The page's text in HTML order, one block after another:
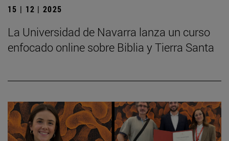
15 | 12 | 2025
La Universidad de Navarra lanza un curso
enfocado online sobre Biblia y Tierra Santa